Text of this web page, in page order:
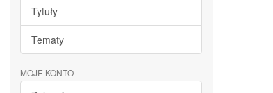
Tytuły
Tematy
MOJE KONTO